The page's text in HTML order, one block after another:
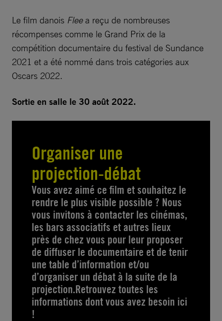
Le film danois Fleea reçu de nombreuses
récompenses comme le Grand Prix de la
compétition documentaire du festival de Sundance
2021 et a été nommé dans trois catégories aux
Oscars 2022.
Sortie en salle le 30 août 2022.
Organiser une
projection-débat
Vous avez aimé ce film et souhaitez le
rendre le plus visible possible ? Nous
vous invitons à contacter les cinémas,
les bars associatifs et autres lieux
près de chez vous pour leur proposer
de diffuser le documentaire et de tenir
une table d’information et/ou
d’organiser un débat à la suite de la
projection.Retrouvez toutes les
informations dont vous avez besoin ici
!